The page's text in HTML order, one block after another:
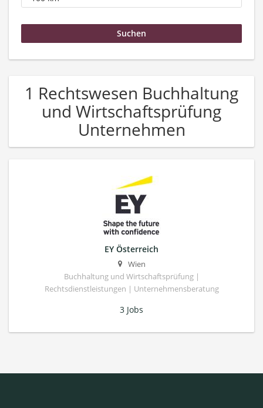
1 Rechtswesen Buchhaltung
und Wirtschaftsprüfung
Unternehmen
EY Österreich
Wien
Buchhaltung und Wirtschaftsprüfung |
Rechtsdienstleistungen | Unternehmensberatung
3 Jobs